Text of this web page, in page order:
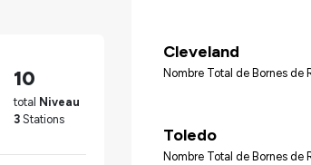
10
total Niveau
3 Stations
Cleveland
Nombre Total de Bornes de
Toledo
Nombre Total de Bornes de